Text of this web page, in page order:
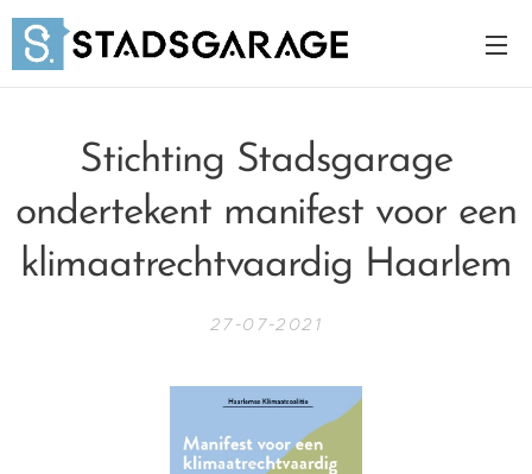
Stichting Stadsgarage
ondertekent manifest voor een
klimaatrechtvaardig Haarlem
27-07-2021